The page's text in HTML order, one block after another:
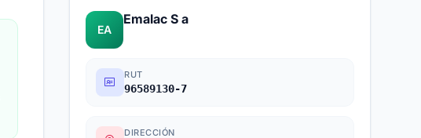
EA
Emalac S a
RUT
96589130-7
DIRECCIÓN